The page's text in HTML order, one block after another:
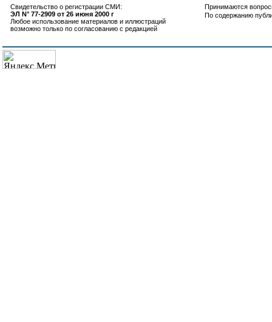
Свидетельство о регистрации СМИ:
ЭЛ N° 77-2909 от 26 июня 2000 г
Любое использование материалов и иллюстраций
возможно только по согласованию с редакцией
Принимаются
По содержанию